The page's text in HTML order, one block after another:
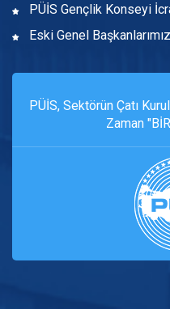
PÜİS Gençlik Konseyi
Eski Genel Başkanlarımız
PÜİS, Sektörün Çatı
Zaman